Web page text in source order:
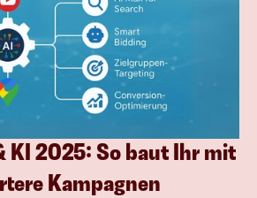
KI 2025: So baut Ihr mit
Kampagnen